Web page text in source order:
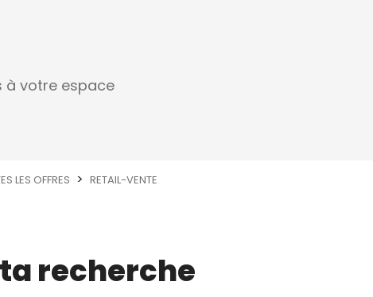
à votre espace
LES OFFRES RETAIL-VENTE
recherche